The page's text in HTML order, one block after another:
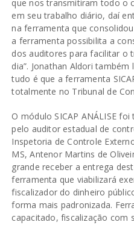
que nos transmitiram todo o
em seu trabalho diário, daí
na ferramenta que
a ferramenta possibilita a
dos auditores para facilitar o
dia”. Jonathan Aldori
tudo é que a ferramenta
totalmente no Tribunal de
O módulo SICAP ANÁLISE
pelo auditor estadual de
Inspetoria de Controle
MS, Antenor Martins de
grande receber a entrega
ferramenta que viabilizará
fiscalizador do dinheiro
forma mais padronizada.
capacitado, fiscalização com